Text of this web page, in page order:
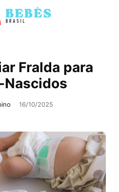
Fralda para
Nascidos
16/10/2025